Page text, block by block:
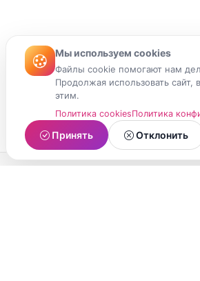
Мы используем cookies
Файлы cookie помогают нам
Продолжая использовать сайт,
этим.
Политика cookiesПолитика
Принять Отклонить